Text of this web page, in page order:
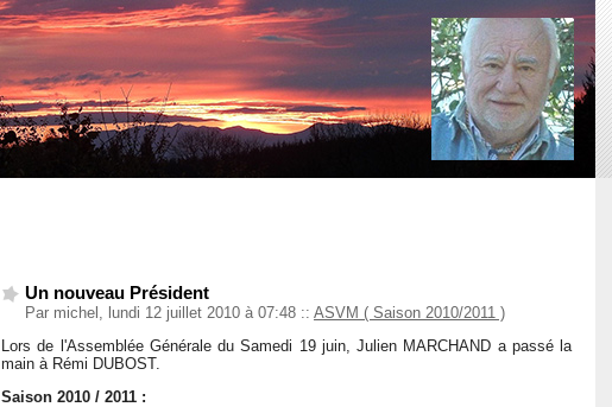
Un nouveau Président
Par michel, lundi 12 juillet 2010 à 07:48 :: ASVM ( Saison 2010/2011 )
Lors de l'Assemblée Générale du Samedi 19 juin, Julien MARCHAND a passé la
main à Rémi DUBOST.
Saison 2010 / 2011 :